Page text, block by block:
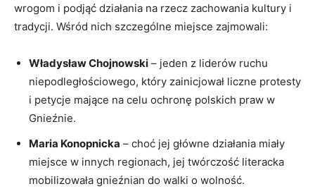
wrogom i podjąć działania na rzecz zachowania kultury i
tradycji. Wśród nich szczególne miejsce zajmowali:
Władysław Chojnowski – jeden z liderów ruchu
niepodległościowego, który zainicjował liczne protesty
i petycje mające na celu ochronę polskich praw w
Gnieźnie.
Maria Konopnicka – choć jej główne działania miały
miejsce w innych regionach, jej twórczość literacka
mobilizowała gnieźnian do walki o wolność.